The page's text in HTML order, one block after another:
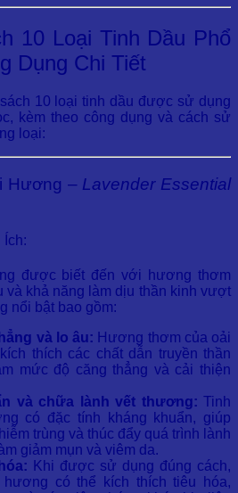
10 Loại Tinh Dầu Phổ
Dụng Chi Tiết
10 loại tinh dầu được sử dụng
kèm theo công dụng và cách sử
loại:
Hương – Lavender Essential
Ích:
được biết đến với hương thơm
và khả năng làm dịu thần kinh vượt
nổi bật bao gồm:
và lo âu: Hương thơm của oải
thích các chất dẫn truyền thần
mức độ căng thẳng và cải thiện
và chữa lành vết thương: Tinh
có đặc tính kháng khuẩn, giúp
trùng và thúc đẩy quá trình lành
giảm mụn và viêm da.
Khi được sử dụng đúng cách,
có thể kích thích tiêu hóa,